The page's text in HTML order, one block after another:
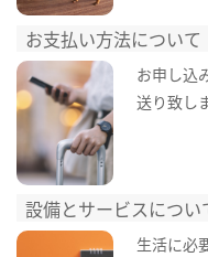
お支払い方法について
お申し込
送り致し
設備とサービスについ
生活に必